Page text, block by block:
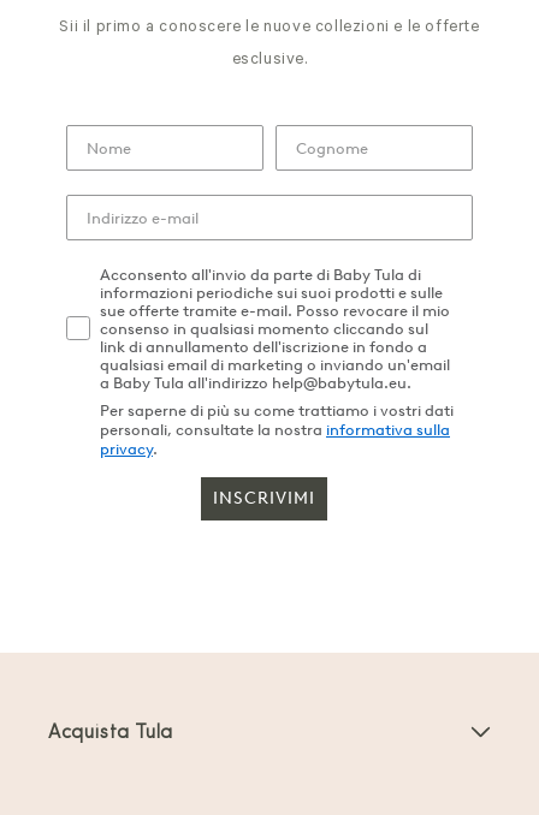
Sii il primo a conoscere le nuove collezioni e le offerte
esclusive.
Acconsento all'invio da parte di Baby Tula di
informazioni periodiche sui suoi prodotti e sulle
sue offerte tramite e-mail. Posso revocare il mio
consenso in qualsiasi momento cliccando sul
link di annullamento dell'iscrizione in fondo a
qualsiasi email di marketing o inviando un'email
a Baby Tula all'indirizzo help@babytula.eu.
Per saperne di più su come trattiamo i vostri dati
personali, consultate la nostra informativa sulla
privacy.
INSCRIVIMI
Acquista Tula